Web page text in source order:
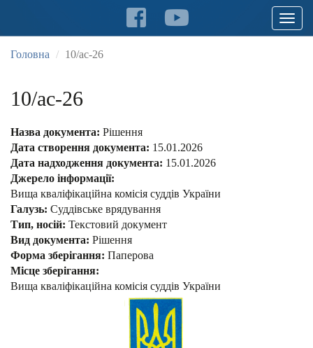
Toggle
Головна 10/ас-26
10/ас-26
Назва документа: Рішення
Дата створення документа: 15.01.2026
Дата надходження документа: 15.01.2026
Джерело інформації:
Вища кваліфікаційна комісія суддів України
Галузь: Суддівське врядування
Тип, носій: Текстовий документ
Вид документа: Рішення
Форма зберігання: Паперова
Місце зберігання:
Вища кваліфікаційна комісія суддів України